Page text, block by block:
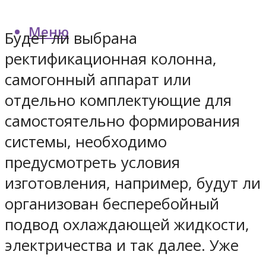
Меню
Будет ли выбрана
ректификационная колонна,
самогонный аппарат или
отдельно комплектующие для
самостоятельно формирования
системы, необходимо
предусмотреть условия
изготовления, например, будут ли
организован бесперебойный
подвод охлаждающей жидкости,
электричества и так далее. Уже